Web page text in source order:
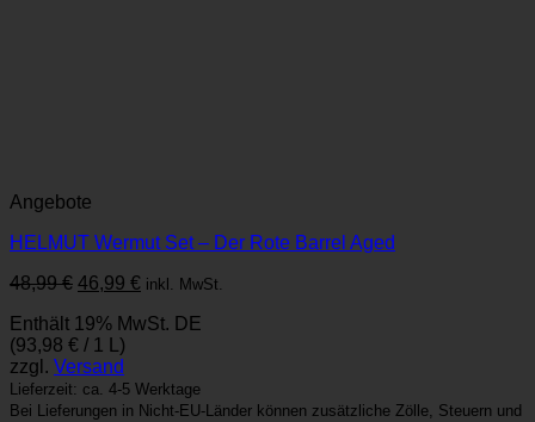
Angebote
HELMUT Wermut Set – Der Rote Barrel Aged
48,99€ Ursprünglicher
war:
48,99 €
46,99 € Aktueller
ist:
inkl. MwSt.
Enthält 19% MwSt. DE
(93,98 € / 1 L)
zzgl. Versand
Lieferzeit: ca. 4-5 Werktage
Bei Lieferungen in Nicht-EU-Länder können zusätzliche Zölle, Steuern und